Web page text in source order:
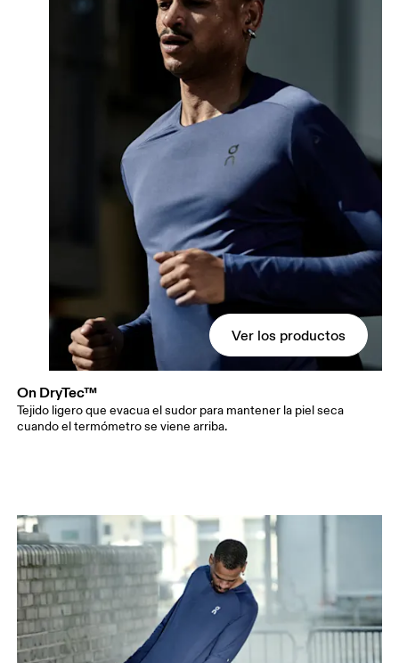
Ver los productos
On DryTec™
Tejido ligero que evacua el sudor para mantener la piel seca
cuando el termómetro se viene arriba.